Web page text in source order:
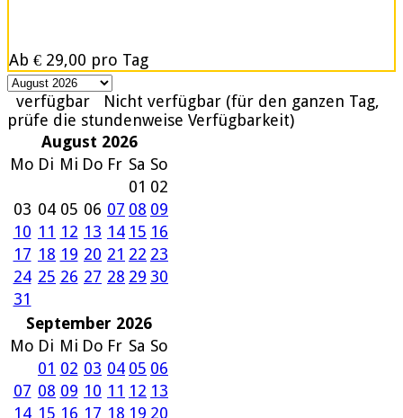
Ab € 29,00 pro Tag
verfügbar
Nicht verfügbar (für den ganzen Tag,
prüfe die stundenweise Verfügbarkeit)
August 2026
Mo Di Mi Do Fr Sa So
01 02
03 04 05 06 07 08 09
10 11 12 13 14 15 16
17 18 19 20 21 22 23
24 25 26 27 28 29 30
31
September 2026
Mo Di Mi Do Fr Sa So
01 02 03 04 05 06
07 08 09 10 11 12 13
14 15 16 17 18 19 20